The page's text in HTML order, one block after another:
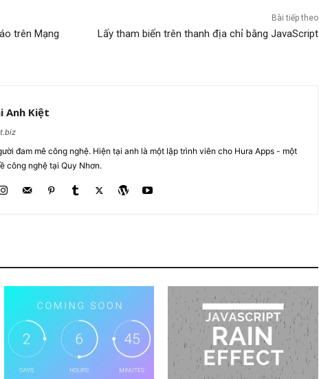
trên Mạng
Bài tiếp theo
Lấy tham biến trên thanh địa chỉ bằng JavaScript
Anh Kiệt
đam mê công nghệ. Hiện tại anh là một lập trình viên cho Hura Apps - một
công nghệ tại Quy Nhơn.